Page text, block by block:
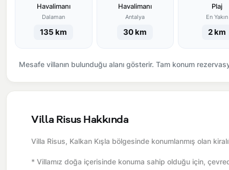
Havalimanı
Dalaman
135 km
Havalimanı
Antalya
30 km
Plaj
En Yakın
2 km
Mesafe villanın bulunduğu alanı gösterir. Tam konum
Villa Risus Hakkında
Villa Risus, Kalkan Kışla bölgesinde konumlanmış olan
* Villamız doğa içerisinde konuma sahip olduğu için,